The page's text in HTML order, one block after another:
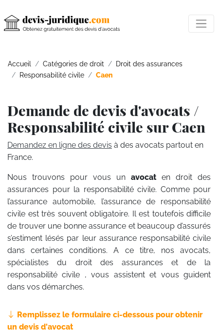
Accueil Catégories de droit
Droit des assurances
Responsabilité civile
Caen
Demande de devis d'avocats /
Responsabilité civile sur Caen
Demandez en ligne des devis à des avocats partout en
France.
Nous trouvons pour vous un avocat en droit des
assurances pour la responsabilité civile. Comme pour
l’assurance automobile, l’assurance de responsabilité
civile est très souvent obligatoire. Il est toutefois difficile
de trouver une bonne assurance et beaucoup d’assurés
s’estiment lésés par leur assurance responsabilité civile
dans certaines conditions. A ce titre, nos avocats,
spécialistes du droit des assurances et de la
responsabilité civile , vous assistent et vous guident
dans vos démarches.
Remplissez le formulaire ci-dessous pour obtenir
un devis d'avocat